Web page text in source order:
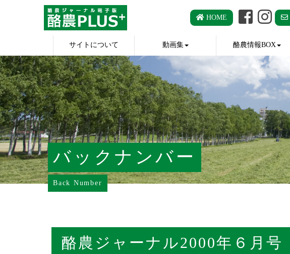
HOME
サイトについて 動画集 酪農情報BOX
バックナンバー
Back Number
酪農ジャーナル2000年６月号